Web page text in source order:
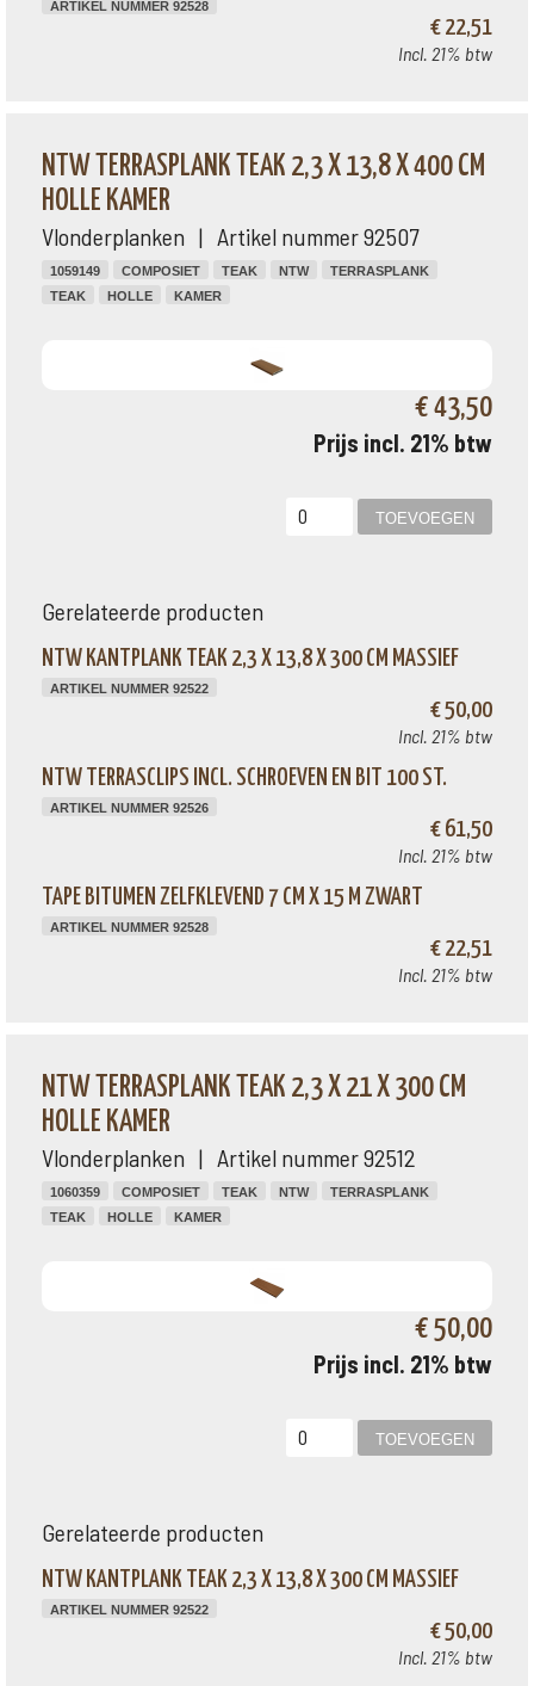
ARTIKEL NUMMER 92528
€ 22,51
Incl. 21% btw
NTW TERRASPLANK TEAK 2,3 X 13,8 X 400 CM
HOLLE KAMER
Vlonderplanken | Artikel nummer 92507
1059149 COMPOSIET TEAK NTW
TERRASPLANK
TEAK
HOLLE KAMER
€ 43,50
Prijs incl. 21% btw
Gerelateerde producten
NTW KANTPLANK TEAK 2,3 X 13,8 X 300 CM MASSIEF
ARTIKEL NUMMER 92522
€ 50,00
Incl. 21% btw
NTW TERRASCLIPS INCL. SCHROEVEN EN BIT 100 ST.
ARTIKEL NUMMER 92526
€ 61,50
Incl. 21% btw
TAPE BITUMEN ZELFKLEVEND 7 CM X 15 M ZWART
ARTIKEL NUMMER 92528
€ 22,51
Incl. 21% btw
NTW TERRASPLANK TEAK 2,3 X 21 X 300 CM
HOLLE KAMER
Vlonderplanken | Artikel nummer 92512
1060359 COMPOSIET TEAK NTW
TERRASPLANK
TEAK
HOLLE KAMER
€ 50,00
Prijs incl. 21% btw
Gerelateerde producten
NTW KANTPLANK TEAK 2,3 X 13,8 X 300 CM MASSIEF
ARTIKEL NUMMER 92522
€ 50,00
Incl. 21% btw